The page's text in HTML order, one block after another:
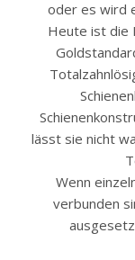
oder es wird
Heute ist die
lässt sie nicht
Wenn
verbunden